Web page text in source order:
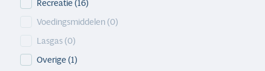
Voedingsmiddelen(0)
Lasgas(0)
Overige(1)